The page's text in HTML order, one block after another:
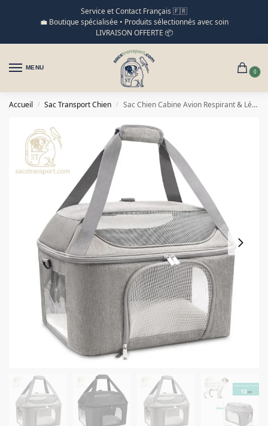
Service et Contact Français 🇫🇷
💼 Boutique spécialisée • Produits sélectionnés avec soin
LIVRAISON OFFERTE 📦
MENU
0
Accueil / Sac Transport Chien / Sac Chien Cabine Avion Respirant & Léger au Quotidien